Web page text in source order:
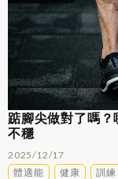
踮腳尖做對了嗎
不穩
2025/12/17
體適能
健康 訓練